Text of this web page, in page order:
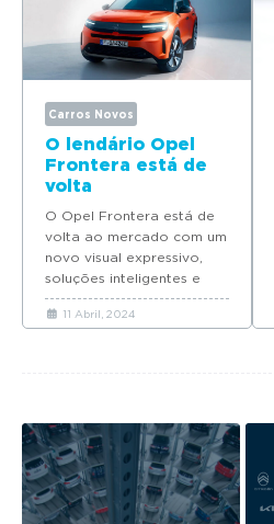
Carros Novos
O lendário Opel
Frontera está de
volta
O Opel Frontera está de
volta ao mercado com um
novo visual expressivo,
soluções inteligentes e
motorizações elétricas e
híbridas plug-in.
11 Abril, 2024